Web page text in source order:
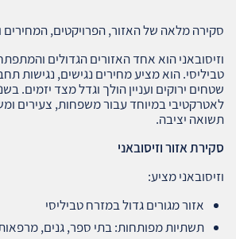
סקירה מלאה של האזור, הפרויקטים, המחירים
וזיסובאני הוא אחד האזורים הגדולים
טביליסי. הוא מציע מחירים נגישים, נגישות
לאטרקטיבי במיוחד עבור משפחות, צעירים
תשואה יציבה.
סקירת אזור וזיסובאני
וזיסובאני מציע:
אזור מגורים גדול במזרח טביליסי
תשתיות מפותחות: בתי ספר, גנים,